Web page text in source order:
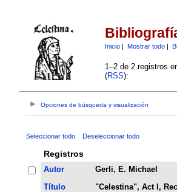
Inicio| Mostrar todo|
1–2 de 2 registros
(RSS):
Opciones de búsqueda y visualización
Seleccionar todo Deseleccionar todo
Registros
Autor
Gerli, E. Michael
Título
"Celestina", Act I,